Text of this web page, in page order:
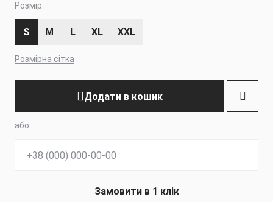
Розмір:
S M L XL XXL
Розмірна сітка
Додати в кошик
або
Замовити в 1 клік